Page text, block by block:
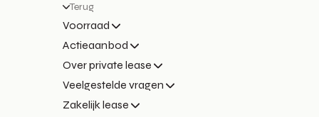
Terug
Voorraad
Actieaanbod
Over private lease
Veelgestelde vragen
Zakelijk lease